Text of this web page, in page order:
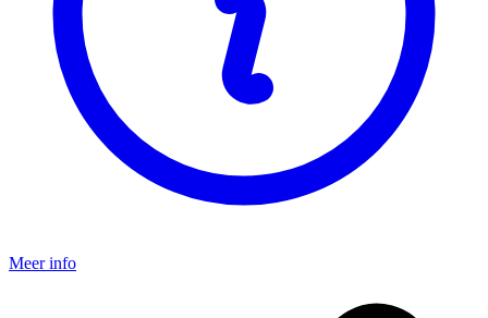
Meer info